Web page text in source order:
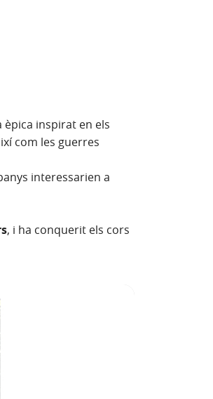
èpica inspirat en els
com les guerres
interessarien a
, i ha conquerit els cors